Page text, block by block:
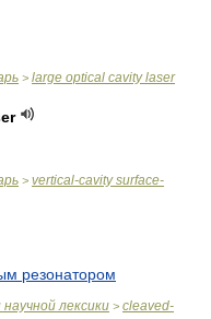
> large optical cavity laser
> vertical-cavity surface-
резонатором
лексики > cleaved-